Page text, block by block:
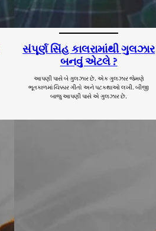
સંપૂર્ણ સિંહ કાલરામાંથી ગુલઝાર
બનવું એટલે ?
આપણી પાસે બે ગુલઝાર છે. એક ગુલઝાર જેમણે
ભૂતકાળમાં ચિક્કાર ગીતો અને પટકથાઓ લખી. બીજી
બાજુ આપણી પાસે એ ગુલઝાર છે.